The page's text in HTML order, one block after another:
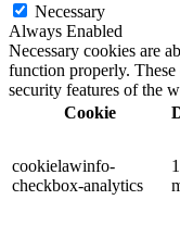
Necessary
Always Enabled
Necessary cookies are
function properly. These
security features of the
Cookie
cookielawinfo-
checkbox-analytics